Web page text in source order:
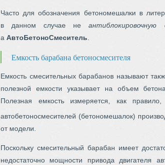
Часто для обозначения бетономешалки в
в данном случае не
а АвтоБетоноСмеситель
Емкость барабана бетоносмесителя
Емкость смесительных барабанов называют
полезной емкости указывает на объем
Полезная емкость измеряется, как
автобетоносмесителей (бетономешалок)
от модели.
Поскольку смесительный барабан имеет
недостаточно мощности привода двигателя